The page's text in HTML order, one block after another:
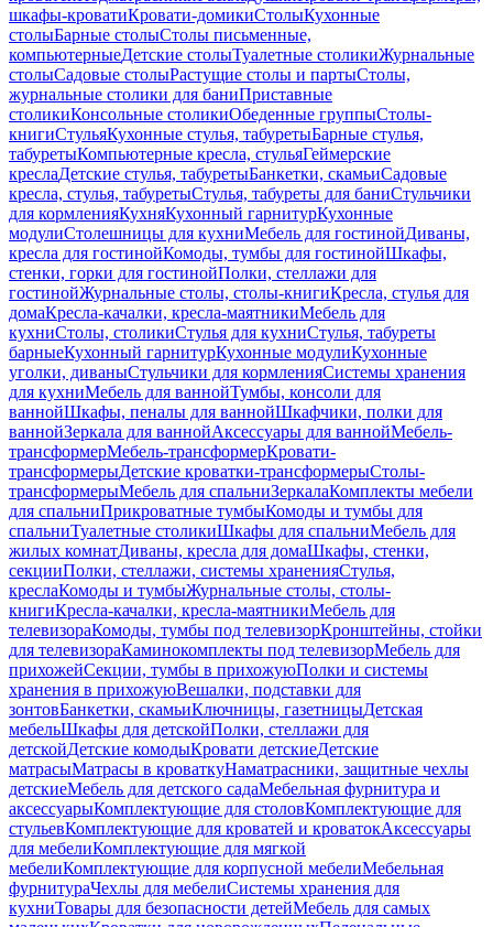
шкафы-кроватиКровати-домикиСтолыКухонные
столыБарные столыСтолы письменные,
компьютерныеДетские столыТуалетные столикиЖурнальные
столыСадовые столыРастущие столы и партыСтолы,
журнальные столики для баниПриставные
столикиКонсольные столикиОбеденные группыСтолы-
книгиСтульяКухонные стулья, табуретыБарные стулья,
табуретыКомпьютерные кресла, стульяГеймерские
креслаДетские стулья, табуретыБанкетки, скамьиСадовые
кресла, стулья, табуретыСтулья, табуреты для баниСтульчики
для кормленияКухняКухонный гарнитурКухонные
модулиСтолешницы для кухниМебель для гостинойДиваны,
кресла для гостинойКомоды, тумбы для гостинойШкафы,
стенки, горки для гостинойПолки, стеллажи для
гостинойЖурнальные столы, столы-книгиКресла, стулья для
домаКресла-качалки, кресла-маятникиМебель для
кухниСтолы, столикиСтулья для кухниСтулья, табуреты
барныеКухонный гарнитурКухонные модулиКухонные
уголки, диваныСтульчики для кормленияСистемы хранения
для кухниМебель для ваннойТумбы, консоли для
ваннойШкафы, пеналы для ваннойШкафчики, полки для
ваннойЗеркала для ваннойАксессуары для ваннойМебель-
трансформерМебель-трансформерКровати-
трансформерыДетские кроватки-трансформерыСтолы-
трансформерыМебель для спальниЗеркалаКомплекты мебели
для спальниПрикроватные тумбыКомоды и тумбы для
спальниТуалетные столикиШкафы для спальниМебель для
жилых комнатДиваны, кресла для домаШкафы, стенки,
секцииПолки, стеллажи, системы храненияСтулья,
креслаКомоды и тумбыЖурнальные столы, столы-
книгиКресла-качалки, кресла-маятникиМебель для
телевизораКомоды, тумбы под телевизорКронштейны, стойки
для телевизораКаминокомплекты под телевизорМебель для
прихожейСекции, тумбы в прихожуюПолки и системы
хранения в прихожуюВешалки, подставки для
зонтовБанкетки, скамьиКлючницы, газетницыДетская
мебельШкафы для детскойПолки, стеллажи для
детскойДетские комодыКровати детскиеДетские
матрасыМатрасы в кроваткуНаматрасники, защитные чехлы
детскиеМебель для детского садаМебельная фурнитура и
аксессуарыКомплектующие для столовКомплектующие для
стульевКомплектующие для кроватей и кроватокАксессуары
для мебелиКомплектующие для мягкой
мебелиКомплектующие для корпусной мебелиМебельная
фурнитураЧехлы для мебелиСистемы хранения для
кухниТовары для безопасности детейМебель для самых